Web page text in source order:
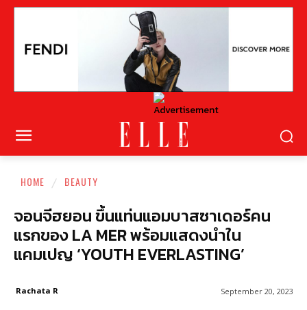
HOME BEAUTY
จอนจีฮยอน ขึ้นแท่นแอมบาสซาเดอร์คน
แรกของ LA MER พร้อมแสดงนำใน
แคมเปญ ‘YOUTH EVERLASTING’
September 20, 2023
Rachata R